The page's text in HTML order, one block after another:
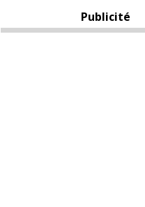
Publicité